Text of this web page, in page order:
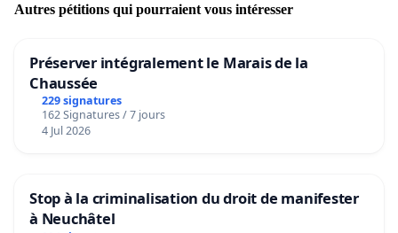
Autres pétitions qui pourraient vous intéresser
Préserver intégralement le Marais de la
Chaussée
229 signatures
162 Signatures / 7 jours
4 Jul 2026
Stop à la criminalisation du droit de manifester
à Neuchâtel